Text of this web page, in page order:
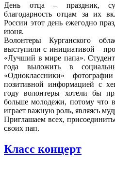
День отца – праздник,
благодарность отцам за их
России этот день ежегодно
июня.
Волонтеры Курганского
выступили с инициативой –
«Лучший в мире папа».
года выложить в
«Одноклассники»
позитивной информацией с
году волонтеры хотели бы
больше молодежи, потому что
играет важную роль, являясь
Приглашаем всех,
своих пап.
Класс концерт